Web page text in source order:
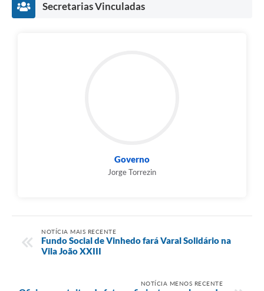
Secretarias Vinculadas
Governo
Jorge Torrezin
NOTÍCIA MAIS RECENTE
Fundo Social de Vinhedo fará Varal Solidário na
Vila João XXIII
NOTÍCIA MENOS RECENTE